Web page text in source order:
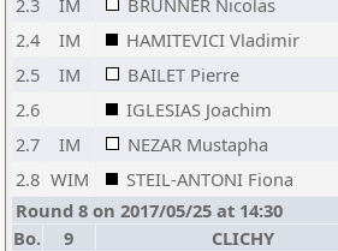
2.3
IM BRUNNER Nicolas
2.4
IM HAMITEVICI Vladimir
2.5
IM BAILET Pierre
2.6
IGLESIAS Joachim
2.7
IM NEZAR Mustapha
2.8 WIM STEIL-ANTONI Fiona
Round 8 on 2017/05/25 at 14:30
Bo.
9 CLICHY